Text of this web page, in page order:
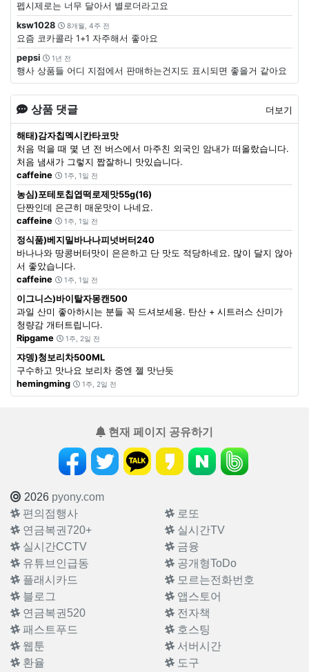
펩시제로는 너무 달아서 별로더라고요
ksw1028
8개월, 4주 전
요즘 코카콜라 1+1 자주해서 좋아요
pepsi
1년 전
행사 상품들 어디 지점에서 판매하는건지도 표시되면 좋을거 같아요
상품 댓글 더보기
해태)감자칩멕시칸타코맛
처음 먹을 때 몇 년 전 버스에서 마주친 외국인 암내가 떠올랐습니다.
처음 냄새가 그렇지 짭잘하니 맛있습니다.
caffeine
1주, 1일 전
농심)포테토칩엽떡로제맛55g(16)
단짠인데 은근히 매운맛이 나네요.
caffeine
1주, 1일 전
정식품)베지밀바나나피넛버터240
바나나와 땅콩버터맛이 은은하고 단 맛도 적당하네요. 많이 달지 않아
서 좋았습니다.
caffeine
1주, 1일 전
이그니스)바이탈자몽캔500
과일 산미 좋아하시는 분들 꼭 드셔보세용. 탄산 + 시트러스 산미가
청량감 개터트립니다.
Ripgame
1주, 2일 전
쟈뎅)청보리차500ML
구수하고 맛나요 보리차 중엔 젤 맛난듯
hemingming
1주, 2일 전
현재 페이지 공유하기
2026 pyony.com
편의점행사
로또
연금복권720+
실시간TV
실시간CCTV
금융
유튜브인급동
공개형ToDo
플래시카드
모르는전화번호
블로그
앱스토어
연금복권520
전자책
패스트푸드
호스팅
웹툰
서버시간
환율
도구